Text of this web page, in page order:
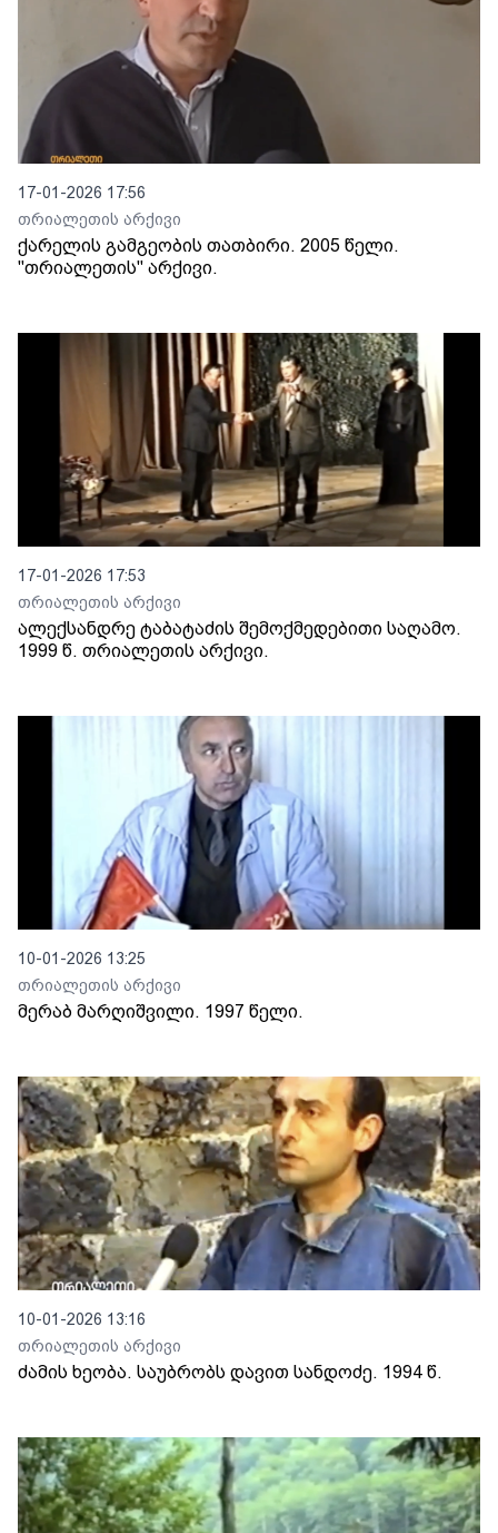
17-01-2026 17:56
თრიალეთის არქივი
ქარელის გამგეობის თათბირი. 2005 წელი.
"თრიალეთის" არქივი.
17-01-2026 17:53
თრიალეთის არქივი
ალექსანდრე ტაბატაძის შემოქმედებითი საღამო.
1999 წ. თრიალეთის არქივი.
10-01-2026 13:25
თრიალეთის არქივი
მერაბ მარღიშვილი. 1997 წელი.
10-01-2026 13:16
თრიალეთის არქივი
ძამის ხეობა. საუბრობს დავით სანდოძე. 1994 წ.